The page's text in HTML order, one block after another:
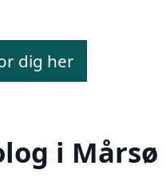
dig her
i